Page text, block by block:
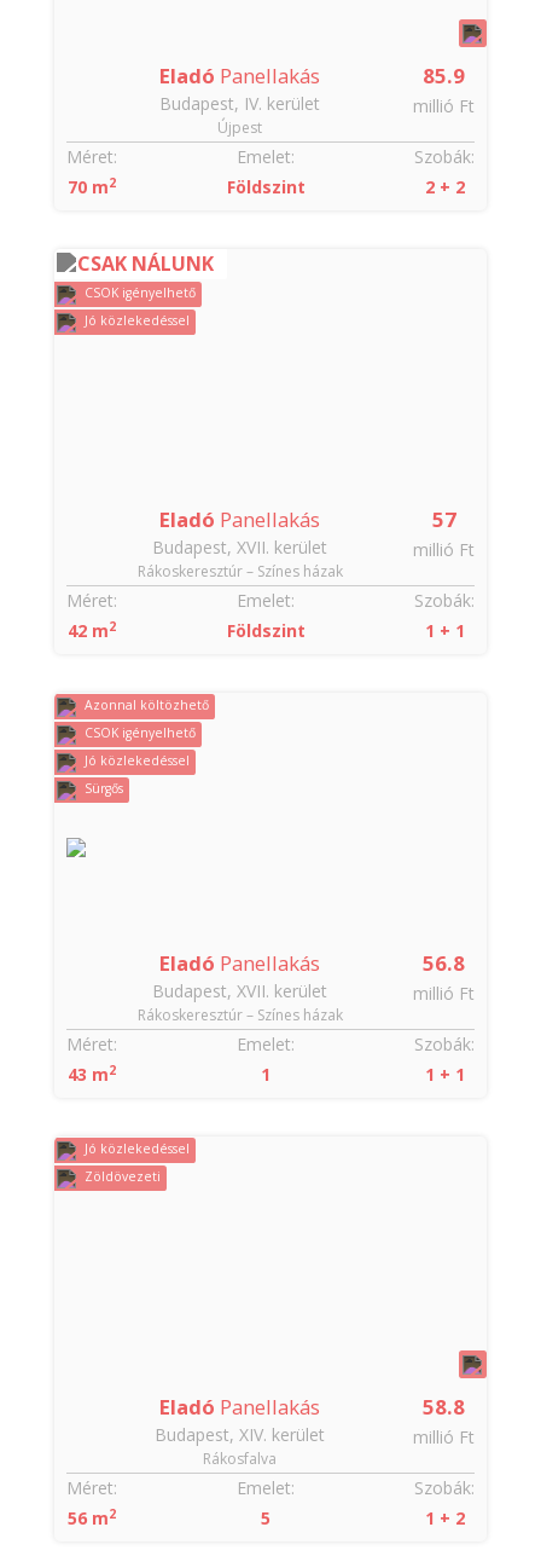
85.9
millió Ft
Eladó Panellakás
Budapest, IV. kerület
Újpest
Szobák:
2 + 2
Méret:
70 m2
Emelet:
Földszint
CSAK NÁLUNK
CSOK igényelhető
Jó közlekedéssel
57
millió Ft
Eladó Panellakás
Budapest, XVII. kerület
Rákoskeresztúr – Színes házak
Szobák:
1 + 1
Méret:
42 m2
Emelet:
Földszint
Azonnal költözhető
CSOK igényelhető
Jó közlekedéssel
Sürgős
56.8
millió Ft
Eladó Panellakás
Budapest, XVII. kerület
Rákoskeresztúr – Színes házak
Szobák:
1 + 1
Méret:
43 m2
Emelet:
1
Jó közlekedéssel
Zöldövezeti
58.8
millió Ft
Eladó Panellakás
Budapest, XIV. kerület
Rákosfalva
Szobák:
1 + 2
Méret:
56 m2
Emelet:
5